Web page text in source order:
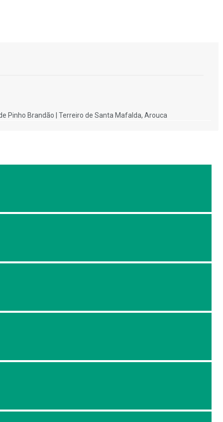
Pinho Brandão | Terreiro de Santa Mafalda, Arouca